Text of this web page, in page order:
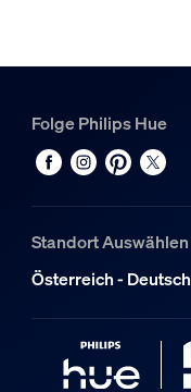
Folge Philips Hue
Standort Auswählen
Österreich - Deutsch